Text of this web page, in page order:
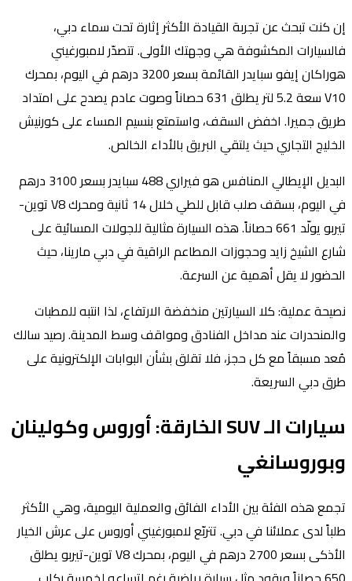
إن كنت تبحث عن تجربة القيادة الأكثر إثارة تحت سماء دبي،
فالسيارات المكشوفة هي وجهتك الأولى. تتصدّر لامبورغيني
هوراكان إيفو سبايدر القائمة بسعر 3200 درهم في اليوم، بمحرك
V10 سعة 5.2 لتر يطلق 631 حصاناً وصوت عادم يصدح على امتداد
طريق جميرا. اخفض السقف، واستمتع بنسيم المساء على كورنيش
الخليج التجاري حيث يلتقي البريق بالأداء الخالص.
البديل الإيطالي المنافس هو فيراري 488 سبايدر بسعر 3100 درهم
في اليوم، بسقف صلب قابل للطي خلال 14 ثانية ومحرك V8 توين-
تيربو يولّد 661 حصاناً. هذه السيارة مثالية للجولات المسائية على
شارع الشيخ زايد وحجوزات المطاعم الراقية في دبي مارينا، حيث
الحضور لا يقل أهمية عن السرعة.
نصيحة عملية: كلا السيارتين منخفضة الارتفاع، لذا انتبه للمطبات
والمنحدرات عند مداخل الفنادق ومواقف وسط المدينة. رصيد سالك
مُعد مسبقاً مع كل حجز، فلا تقلق بشأن البوابات الإلكترونية على
طرق دبي السريعة.
سيارات الـ SUV الخارقة: أوروس وكولينان
وبوروسانغي
تجمع هذه الفئة بين الأداء الفائق والعملية اليومية، وهي الأكثر
طلباً لدى عملائنا في دبي. تتربّع لامبورغيني أوروس على عرش الخيار
الأذكى بسعر 2700 درهم في اليوم، بمحرك V8 توين-تيربو يطلق